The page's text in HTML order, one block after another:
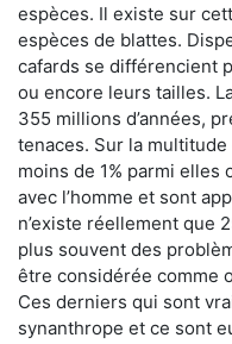
espèces. Il existe sur
espèces de blattes.
cafards se différencient
ou encore leurs tailles.
355 millions d’années,
tenaces. Sur la
moins de 1% parmi
avec l’homme et sont
n’existe réellement que
plus souvent des
être considérée comme
Ces derniers qui sont
synanthrope et ce sont